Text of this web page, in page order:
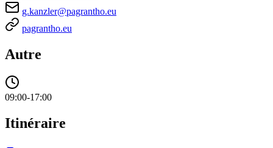
g.kanzler@pagrantho.eu
pagrantho.eu
Autre
09:00-17:00
Itinéraire